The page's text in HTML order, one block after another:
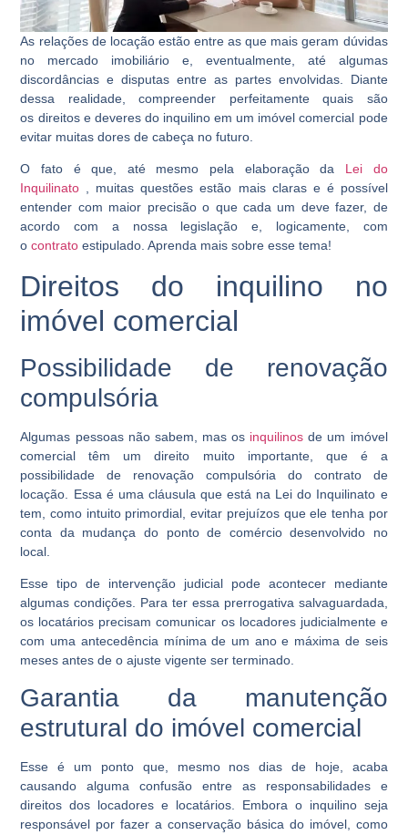
As relações de locação estão entre as que mais geram dúvidas
no mercado imobiliário e, eventualmente, até algumas
discordâncias e disputas entre as partes envolvidas. Diante
dessa realidade, compreender perfeitamente quais são
os direitos e deveres do inquilino em um imóvel comercial pode
evitar muitas dores de cabeça no futuro.
O fato é que, até mesmo pela elaboração da Lei do
Inquilinato , muitas questões estão mais claras e é possível
entender com maior precisão o que cada um deve fazer, de
acordo com a nossa legislação e, logicamente, com
ocontrato estipulado. Aprenda mais sobre esse tema!
Direitos do inquilino no
imóvel comercial
Possibilidade de renovação
compulsória
Algumas pessoas não sabem, mas os inquilinos de um imóvel
comercial têm um direito muito importante, que é a
possibilidade de renovação compulsória do contrato de
locação. Essa é uma cláusula que está na Lei do Inquilinato e
tem, como intuito primordial, evitar prejuízos que ele tenha por
conta da mudança do ponto de comércio desenvolvido no
local.
Esse tipo de intervenção judicial pode acontecer mediante
algumas condições. Para ter essa prerrogativa salvaguardada,
os locatários precisam comunicar os locadores judicialmente e
com uma antecedência mínima de um ano e máxima de seis
meses antes de o ajuste vigente ser terminado.
Garantia da manutenção
estrutural do imóvel comercial
Esse é um ponto que, mesmo nos dias de hoje, acaba
causando alguma confusão entre as responsabilidades e
direitos dos locadores e locatários. Embora o inquilino seja
responsável por fazer a conservação básica do imóvel, como